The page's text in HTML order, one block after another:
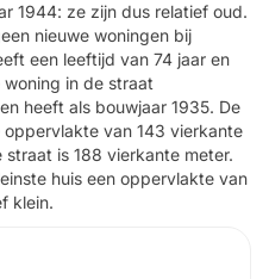
1944: ze zijn dus relatief oud.
nieuwe woningen bij
een leeftijd van 74 jaar en
in de straat
heeft als bouwjaar 1935. De
van 143 vierkante
is 188 vierkante meter.
huis een oppervlakte van
klein.